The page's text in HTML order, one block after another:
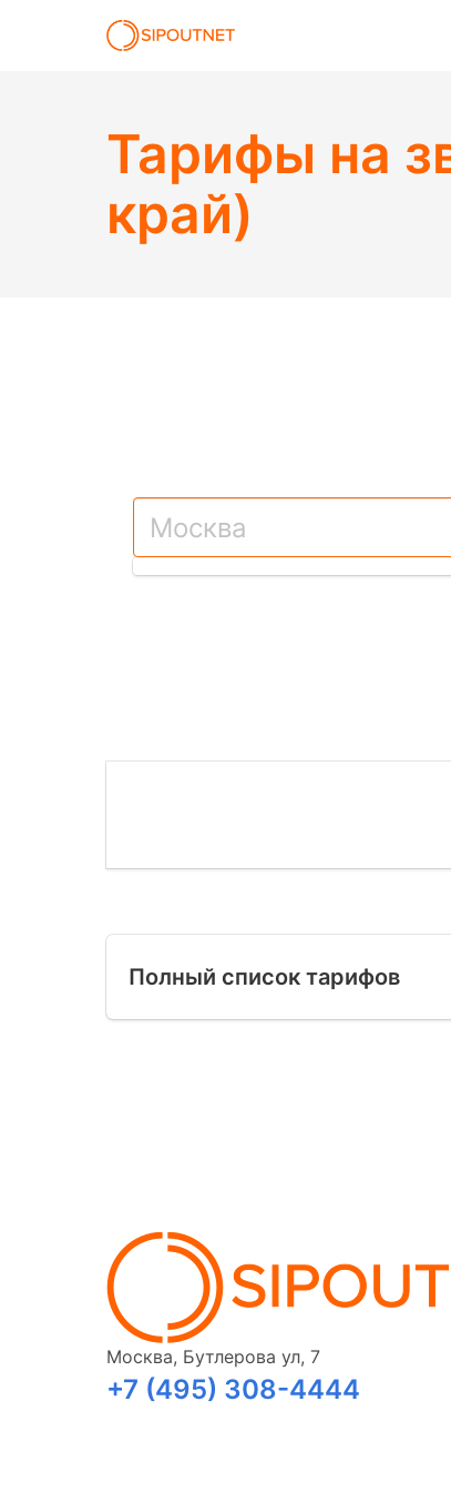
Тарифы на
край)
Полный список тарифов
Москва, Бутлерова ул, 7
+7 (495) 308-4444